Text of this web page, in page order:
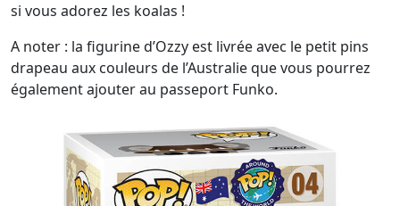
si vous adorez les koalas !
A noter : la figurine d’Ozzy est livrée avec le petit pins
drapeau aux couleurs de l’Australie que vous pourrez
également ajouter au passeport Funko.